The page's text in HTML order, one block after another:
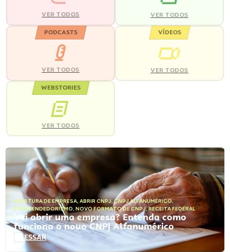
VER TODOS VER TODOS
PODCASTS
VER TODOS
VÍDEOS
VER TODOS
WEBSTORIES
VER TODOS
ABERTURA DE EMPRESA, ABRIR CNPJ,CNPJ ALFANUMÉRICO,
EMPREENDEDORISMO, NOVO FORMATO DE CNPJ,RECEITA FEDERAL
Vai abrir uma empresa? Entenda como
funciona o novo CNPJ Alfanumérico
ACESSAR